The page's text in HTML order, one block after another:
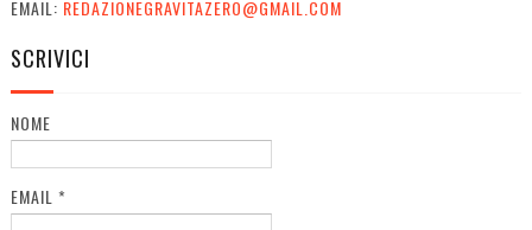
EMAIL: REDAZIONEGRAVITAZERO@GMAIL.COM
SCRIVICI
NOME
EMAIL *